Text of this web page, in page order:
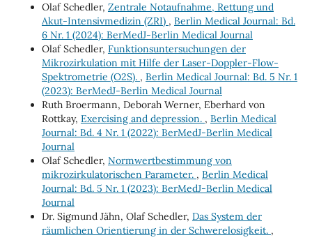
Olaf Schedler, Zentrale Notaufnahme, Rettung und
Akut-Intensivmedizin (ZRI) , Berlin Medical Journal: Bd.
6 Nr. 1 (2024): BerMedJ-Berlin Medical Journal
Olaf Schedler, Funktionsuntersuchungen der
Mikrozirkulation mit Hilfe der Laser-Doppler-Flow-
Spektrometrie (O2S). , Berlin Medical Journal: Bd. 5 Nr. 1
(2023): BerMedJ-Berlin Medical Journal
Ruth Broermann, Deborah Werner, Eberhard von
Rottkay, Exercising and depression. , Berlin Medical
Journal: Bd. 4 Nr. 1 (2022): BerMedJ-Berlin Medical
Journal
Olaf Schedler, Normwertbestimmung von
mikrozirkulatorischen Parameter. , Berlin Medical
Journal: Bd. 5 Nr. 1 (2023): BerMedJ-Berlin Medical
Journal
Dr. Sigmund Jähn, Olaf Schedler, Das System der
räumlichen Orientierung in der Schwerelosigkeit. ,